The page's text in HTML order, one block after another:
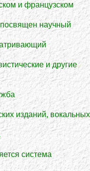
и французском
научный
и другие
изданий, вокальных
система